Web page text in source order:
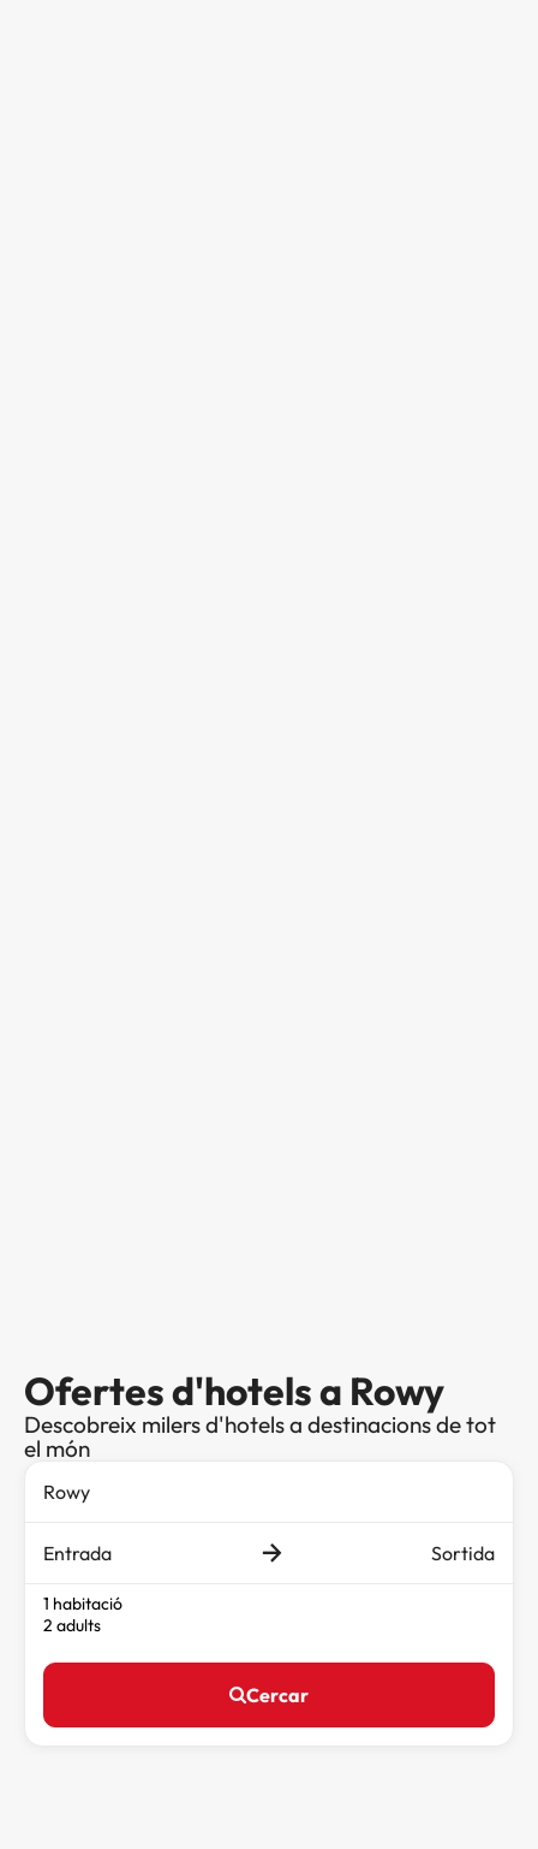
Ofertes d'hotels a Rowy
Descobreix milers d'hotels a destinacions de tot
el món
Entrada Sortida
1 habitació
2 adults
Cercar